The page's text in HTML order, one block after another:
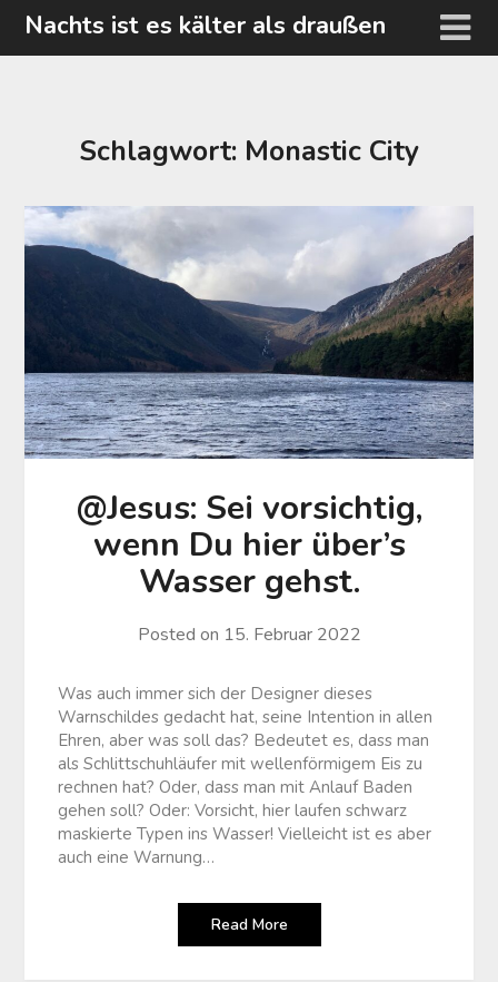
SkipNachts ist es kälter als draußen
Schlagwort: Monastic City
@Jesus: Sei vorsichtig,
wenn Du hier über’s
Wasser gehst.
Posted on 15. Februar 2022
Was auch immer sich der Designer dieses
Warnschildes gedacht hat, seine Intention in allen
Ehren, aber was soll das? Bedeutet es, dass man
als Schlittschuhläufer mit wellenförmigem Eis zu
rechnen hat? Oder, dass man mit Anlauf Baden
gehen soll? Oder: Vorsicht, hier laufen schwarz
maskierte Typen ins Wasser! Vielleicht ist es aber
auch eine Warnung…
Read More